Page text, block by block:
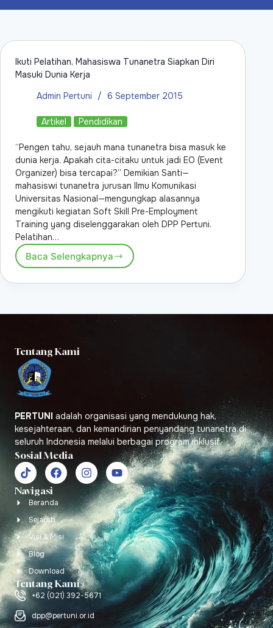
Ikuti Pelatihan, Mahasiswa Tunanetra Siapkan Diri
Masuki Dunia Kerja
Admin Pertuni
6 September 2015
Artikel Pendidikan
“Pengen tahu, sejauh mana tunanetra bisa masuk ke
dunia kerja. Apakah cita-citaku untuk jadi EO (Event
Organizer) bisa tercapai?” Demikian Santi—
mahasiswi tunanetra jurusan Ilmu Komunikasi
Universitas Nasional—mengungkap alasannya
mengikuti kegiatan Soft Skill Pre-Employment
Training yang diselenggarakan oleh DPP Pertuni.
Pelatihan…
Baca Selengkapnya
Tentang Kami
PERTUNI adalah organisasi yang mendukung hak,
kesejahteraan, dan kemandirian penyandang tunanetra di
seluruh Indonesia melalui berbagai program inklusif.
Sosial Media
Navigasi
Beranda
Sejarah
Visi & Misi
Blog
Download
Tentang Kami
+62 (021) 392-5671
dpp@pertuni.or.id